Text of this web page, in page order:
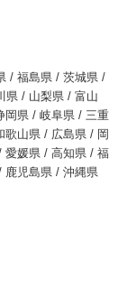
/ 福島県 / 茨城県 /
県 / 山梨県 / 富山
岡県 / 岐阜県 / 三重
山県 / 広島県 / 岡
愛媛県 / 高知県 / 福
鹿児島県 / 沖縄県